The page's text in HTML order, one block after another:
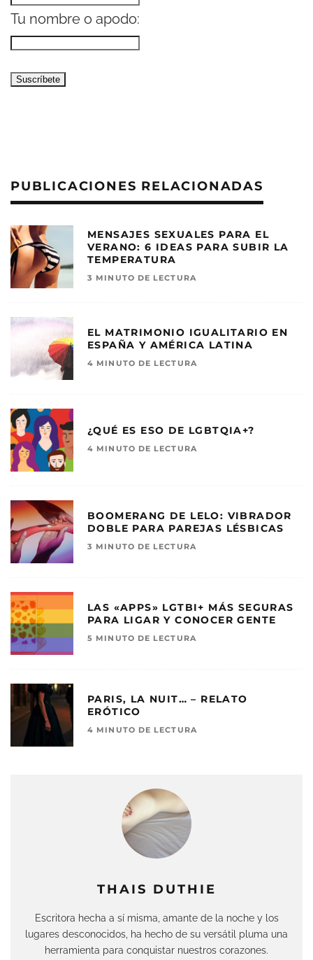
Tu nombre o apodo:
THAIS DUTHIE
Escritora hecha a sí misma, amante de la noche y los
lugares desconocidos, ha hecho de su versátil pluma una
herramienta para conquistar nuestros corazones.
PUBLICACIONES RELACIONADAS
MENSAJES SEXUALES PARA EL
VERANO: 6 IDEAS PARA SUBIR LA
TEMPERATURA
3 MINUTO DE LECTURA
EL MATRIMONIO IGUALITARIO EN
ESPAÑA Y AMÉRICA LATINA
4 MINUTO DE LECTURA
¿QUÉ ES ESO DE LGBTQIA+?
4 MINUTO DE LECTURA
BOOMERANG DE LELO: VIBRADOR
DOBLE PARA PAREJAS LÉSBICAS
3 MINUTO DE LECTURA
LAS «APPS» LGTBI+ MÁS SEGURAS
PARA LIGAR Y CONOCER GENTE
5 MINUTO DE LECTURA
PARIS, LA NUIT… – RELATO
ERÓTICO
4 MINUTO DE LECTURA